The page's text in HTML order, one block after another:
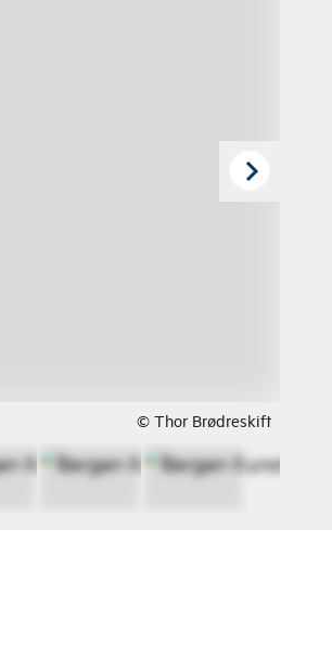
© Thor Brødreskift